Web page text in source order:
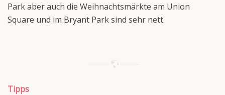
Park aber auch die Weihnachtsmärkte am Union
Square und im Bryant Park sind sehr nett.
Tipps